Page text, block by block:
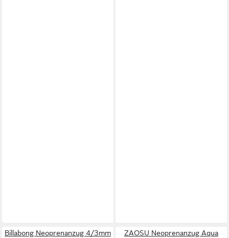
Billabong Neoprenanzug 4/3mm
ZAOSU Neoprenanzug Aqua